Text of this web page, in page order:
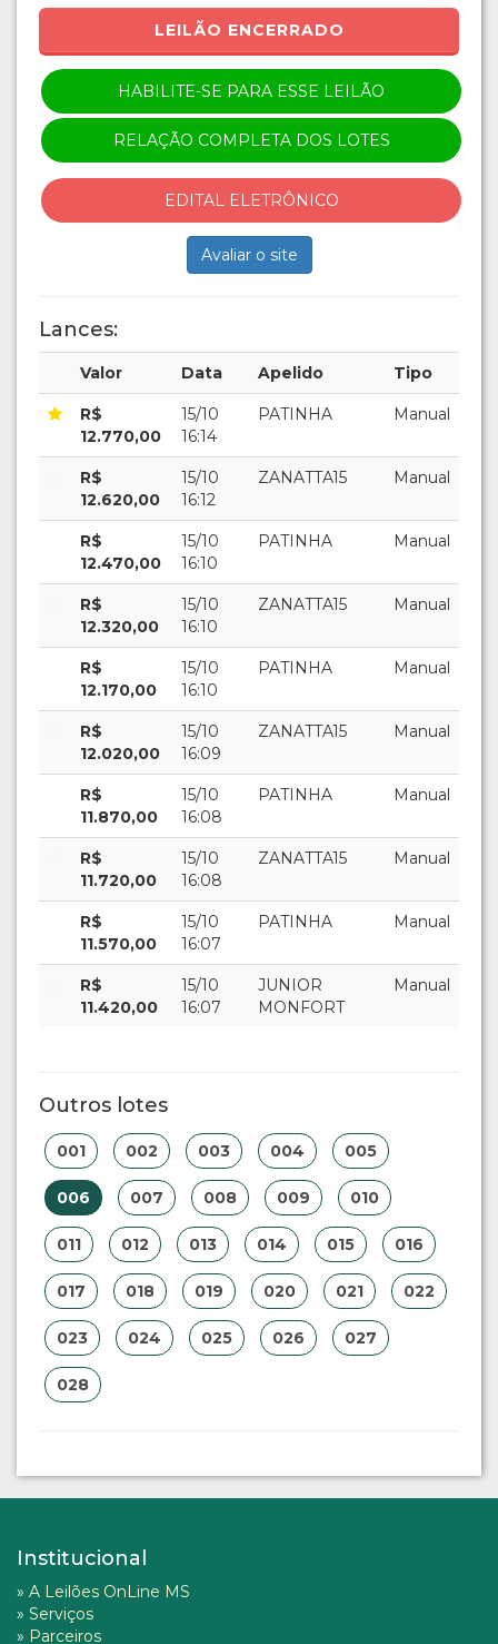
LEILÃO ENCERRADO
HABILITE-SE PARA ESSE LEILÃO
RELAÇÃO COMPLETA DOS LOTES
EDITAL ELETRÔNICO
Avaliar o site
Lances:
Valor Data Apelido Tipo
R$
12.770,00
15/10
16:14
PATINHA Manual
R$
12.620,00
15/10
16:12
ZANATTA15 Manual
R$
12.470,00
15/10
16:10
PATINHA Manual
R$
12.320,00
15/10
16:10
ZANATTA15 Manual
R$
12.170,00
15/10
16:10
PATINHA Manual
R$
12.020,00
15/10
16:09
ZANATTA15 Manual
R$
11.870,00
15/10
16:08
PATINHA Manual
R$
11.720,00
15/10
16:08
ZANATTA15 Manual
R$
11.570,00
15/10
16:07
PATINHA Manual
R$
11.420,00
15/10
16:07
JUNIOR
MONFORT
Manual
Outros lotes
001 002 003 004 005
006 007 008 009 010
011 012 013 014 015 016
017 018 019 020 021 022
023 024 025 026 027
028
Institucional
» A Leilões OnLine MS
» Serviços
» Parceiros